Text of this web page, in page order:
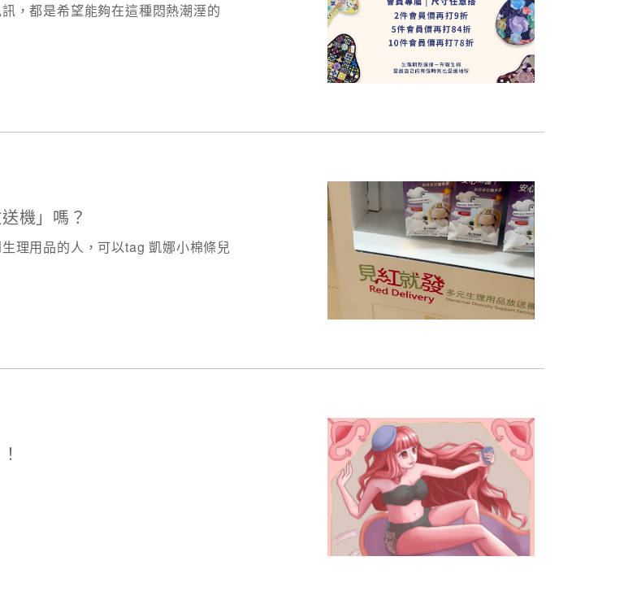
，都是希望能夠在這種悶熱潮溼的
機」嗎？
理用品的人，可以tag 凱娜小棉條兒